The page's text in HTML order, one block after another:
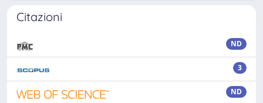
Citazioni
ND
3
ND